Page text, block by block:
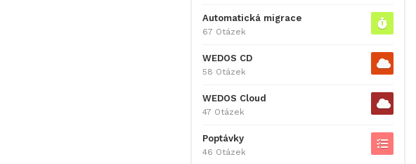
Automatická migrace
67 Otázek
WEDOS CD
58 Otázek
WEDOS Cloud
47 Otázek
Poptávky
46 Otázek